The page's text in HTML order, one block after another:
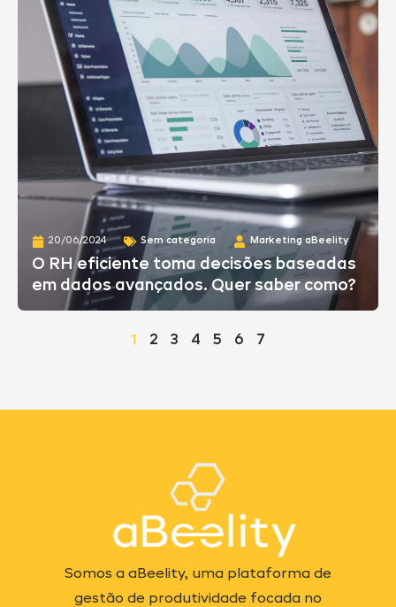
20/06/2024 Sem categoria Marketing aBeelity
O RH eficiente toma decisões baseadas
em dados avançados. Quer saber como?
1 2 3 4 5 6 7
Somos a aBeelity, uma plataforma de
gestão de produtividade focada no